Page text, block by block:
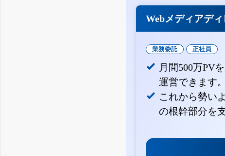
Webメディアデ
業務委託 正社員
月間500万PV
運営できます。
これから勢い
の根幹部分を